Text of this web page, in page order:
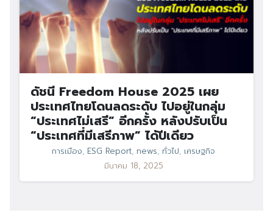
ดัชนี Freedom House 2025 เผย
ประเทศไทยโดนลดระดับ ไปอยู่ในกลุ่ม
“ประเทศไม่เสรี” อีกครั้ง หลังปรับเป็น
“ประเทศที่มีเสรีภาพ” ได้ปีเดียว
การเมือง, ESG Report, news, ทั่วไป, เศรษฐกิจ
มีนาคม 18, 2025